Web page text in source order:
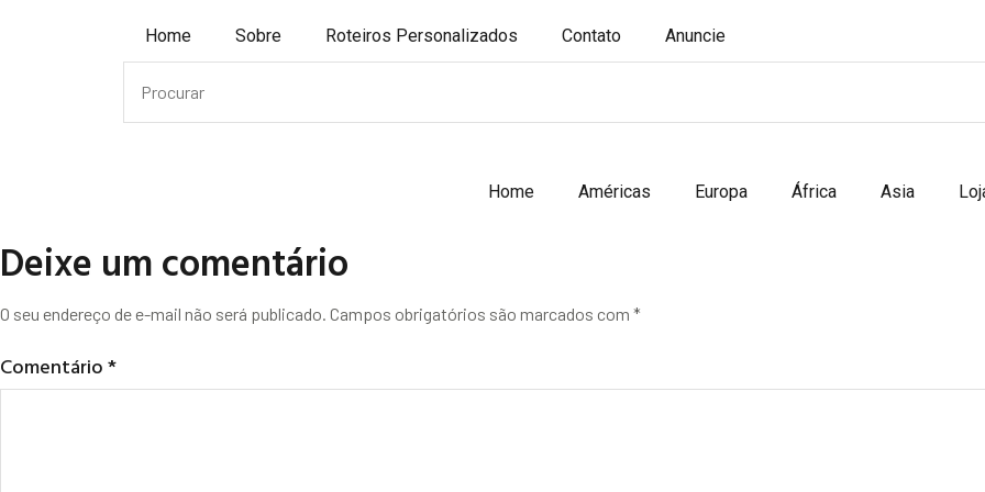
Home Sobre Roteiros Personalizados Contato Anuncie
Home Américas Europa África Asia
Deixe um comentário
O seu endereço de e-mail não será publicado. Campos obrigatórios são marcados com *
Comentário*